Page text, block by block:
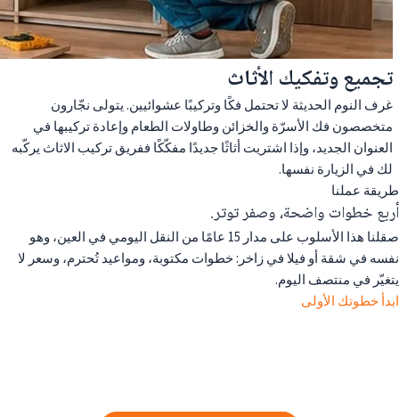
تجميع وتفكيك الأثاث
غرف النوم الحديثة لا تحتمل فكًا وتركيبًا عشوائيين. يتولى نجّارون
متخصصون فك الأسرّة والخزائن وطاولات الطعام وإعادة تركيبها في
العنوان الجديد، وإذا اشتريت أثاثًا جديدًا مفكّكًا ففريق تركيب الاثاث يركّبه
لك في الزيارة نفسها.
طريقة عملنا
أربع خطوات واضحة، وصفر توتر.
صقلنا هذا الأسلوب على مدار 15 عامًا من النقل اليومي في العين، وهو
نفسه في شقة أو فيلا في زاخر: خطوات مكتوبة، ومواعيد تُحترم، وسعر لا
يتغيّر في منتصف اليوم.
ابدأ خطوتك الأولى